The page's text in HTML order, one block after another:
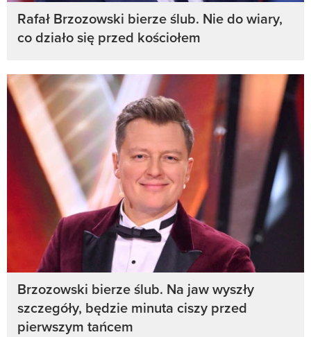
Rafał Brzozowski bierze ślub. Nie do wiary,
co działo się przed kościołem
Brzozowski bierze ślub. Na jaw wyszły
szczegóły, będzie minuta ciszy przed
pierwszym tańcem